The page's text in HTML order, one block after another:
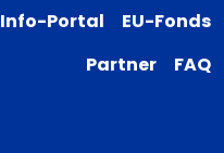
Info-Portal
EU-Fonds
Partner
FAQ